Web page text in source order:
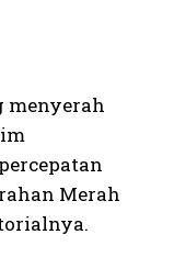
menyerah
Merah